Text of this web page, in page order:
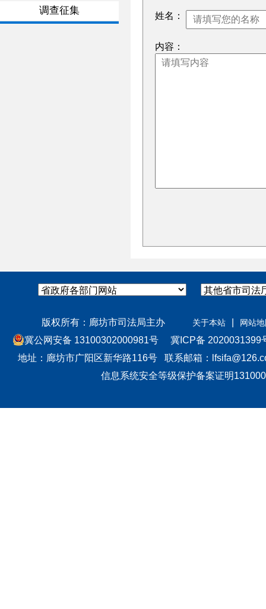
调查征集
姓名：
内容：
版权所有：廊坊市司法局主办 关于本站 网站
冀公网安备 13100302000981号
冀ICP备 2020031399
地址：廊坊市广阳区新华路116号 联系邮箱：
信息系统安全等级保护备案证明